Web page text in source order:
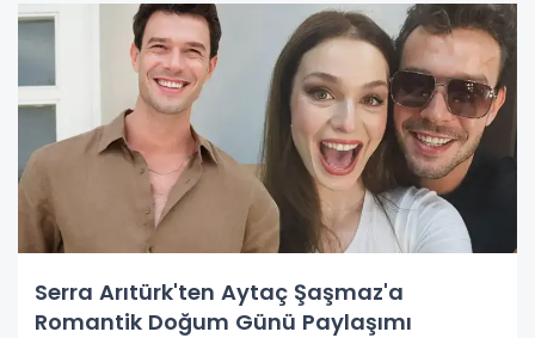
Serra Arıtürk'ten Aytaç Şaşmaz'a
Romantik Doğum Günü Paylaşımı